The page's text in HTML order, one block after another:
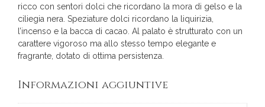
ricco con sentori dolci che ricordano la mora di gelso e la
ciliegia nera. Speziature dolci ricordano la liquirizia,
l’incenso e la bacca di cacao. Al palato è strutturato con un
carattere vigoroso ma allo stesso tempo elegante e
fragrante, dotato di ottima persistenza.
Informazioni aggiuntive